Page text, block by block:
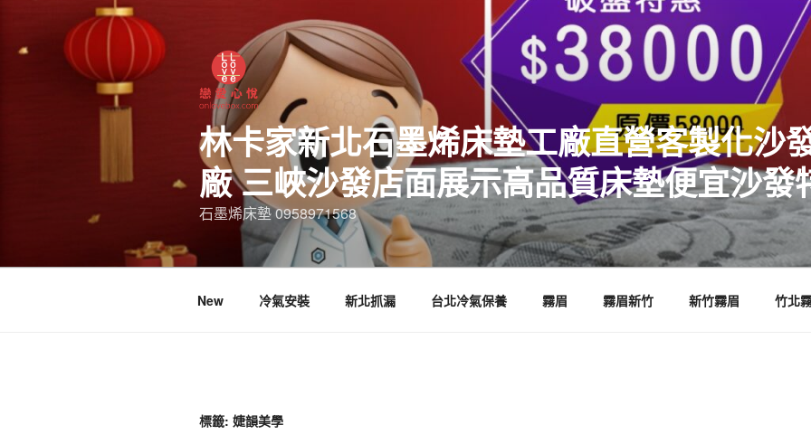
林卡家新北石墨烯床墊工廠直營客製化沙
廠 三峽沙發店面展示高品質床墊便宜沙發
石墨烯床墊 0958971568
New 冷氣安裝 新北抓漏 台北冷氣保養 霧眉 霧眉新竹 新竹霧眉 竹北
標籤: 婕韻美學